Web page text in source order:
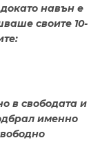
навън е
своите 10-
в свободата и
именно